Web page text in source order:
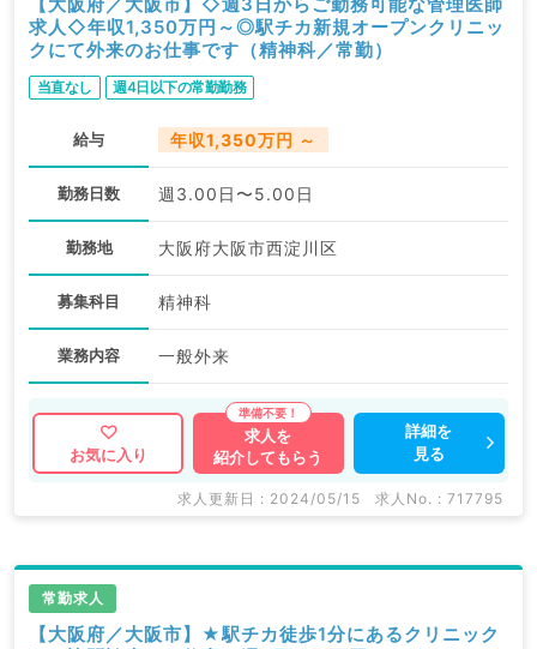
求人◇年収1,350万円～◎駅チカ新規オープンクリニッ
クにて外来のお仕事です（精神科／常勤）
当直なし 週4日以下の常勤勤務
給与 年収1,350万円 ～
勤務日数 週3.00日〜5.00日
勤務地 大阪府大阪市西淀川区
募集科目 精神科
業務内容 一般外来
お気に入り
求人を
紹介してもらう
詳細を
見る
求人更新日 : 2024/05/15 求人No. : 717795
常勤求人
【大阪府／大阪市】★駅チカ徒歩1分にあるクリニック